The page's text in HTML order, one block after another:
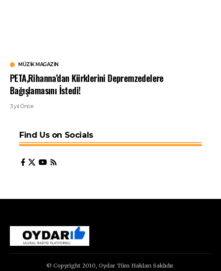
MÜZIK MAGAZIN
PETA,Rihanna’dan Kürklerini Depremzedelere
Bağışlamasını İstedi!
3 yıl Önce
Find Us on Socials
© Copyright 2010, Oydar Tüm Hakları Saklıdır.